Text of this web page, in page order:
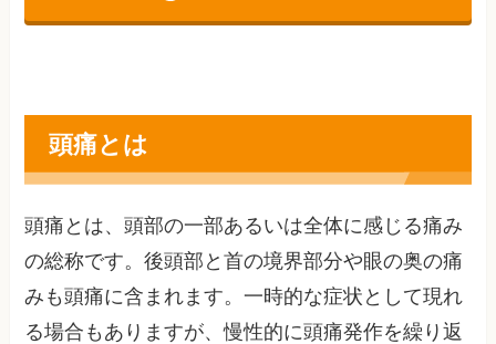
頭痛とは
頭痛とは、頭部の一部あるいは全体に感じる痛み
の総称です。後頭部と首の境界部分や眼の奥の痛
みも頭痛に含まれます。一時的な症状として現れ
る場合もありますが、慢性的に頭痛発作を繰り返